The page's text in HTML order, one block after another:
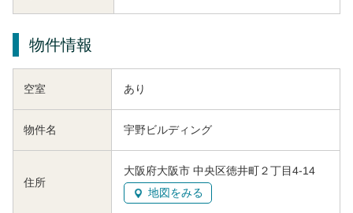
物件情報
空室 あり
物件名 宇野ビルディング
住所
大阪府大阪市 中央区徳井町２丁目4-14
地図をみる